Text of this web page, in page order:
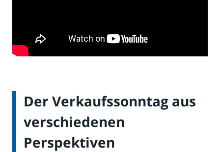
Der Verkaufssonntag aus
verschiedenen
Perspektiven